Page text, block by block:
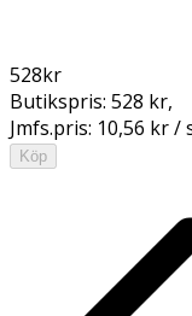
528kr
Butikspris: 528 kr,
Jmfs.pris: 10,56 kr /
Köp